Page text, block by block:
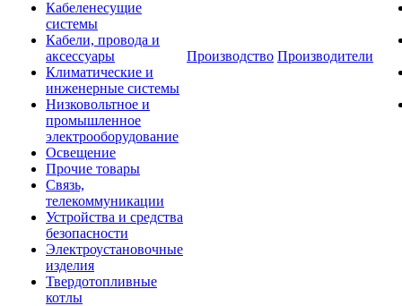
Кабеленесущие
системы
Кабели, провода и
аксессуары
Климатические и
инженерные системы
Низковольтное и
промышленное
электрооборудование
Освещение
Прочие товары
Связь,
телекоммуникации
Устройства и средства
безопасности
Электроустановочные
изделия
Твердотопливные
котлы
Производство Производители